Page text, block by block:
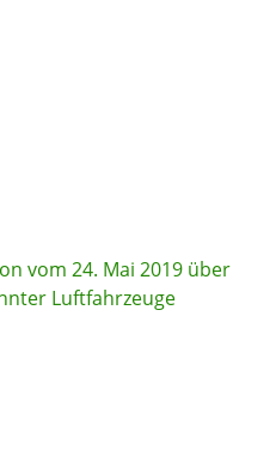
vom 24. Mai 2019 über
Luftfahrzeuge